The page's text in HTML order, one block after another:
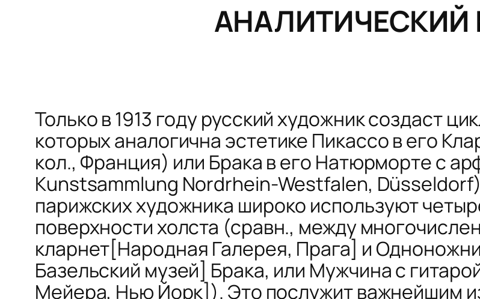
АНАЛИТИЧЕСКИЙ
Только в 1913 году русский художник создаст
которых аналогична эстетике Пикассо в его
кол., Франция) или Брака в его Натюрморте с
Кunstsammlung Nordrhein-Westfalen, Düsseldorf).
парижских художника широко используют
поверхности холста (сравн., между
кларнет[Народная Галерея, Прага] и
Базельский музей] Брака, или Мужчина с
Мейерa, Нью Йорк]). Это послужит важнейшим